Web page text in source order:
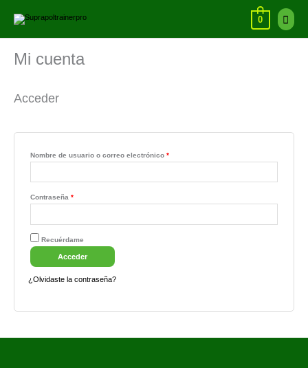
Menú
0
Mi cuenta
Acceder
Nombre de usuario o correo electrónico *
Contraseña *
Recuérdame
Acceder
¿Olvidaste la contraseña?
arriba